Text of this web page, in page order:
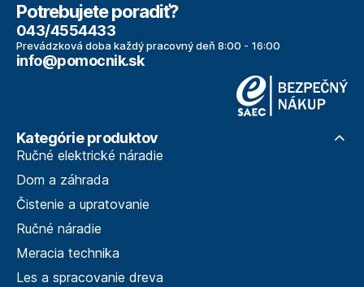
Potrebujete poradiť?
043/4554433
Prevádzková doba každý pracovný deň 8:00 - 16:00
info@pomocnik.sk
Kategórie produktov
Ručné elektrické náradie
Dom a záhrada
Čistenie a upratovanie
Ručné náradie
Meracia technika
Les a spracovanie dreva